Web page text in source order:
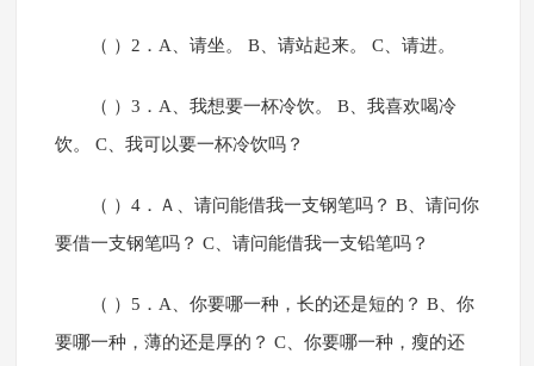
（ ）2．A、请坐。 B、请站起来。 C、请进。
（ ）3．A、我想要一杯冷饮。 B、我喜欢喝冷
饮。 C、我可以要一杯冷饮吗？
（ ）4．Ａ、请问能借我一支钢笔吗？ B、请问你
要借一支钢笔吗？ C、请问能借我一支铅笔吗？
（ ）5．A、你要哪一种，长的还是短的？ B、你
要哪一种，薄的还是厚的？ C、你要哪一种，瘦的还